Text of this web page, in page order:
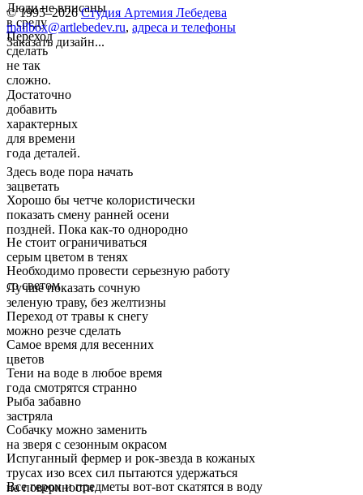
Люди не вписаны
в среду
Переход
сделать
не так
сложно.
Достаточно
добавить
характерных
для времени
года деталей.
Здесь воде пора начать
зацветать
Хорошо бы четче колористически
показать смену ранней осени
поздней. Пока как-то однородно
Не стоит ограничиваться
серым цветом в тенях
Необходимо провести серьезную работу
со светом
Лучше показать сочную
зеленую траву, без желтизны
Переход от травы к снегу
можно резче сделать
Самое время для весенних
цветов
Тени на воде в любое время
года смотрятся странно
Рыба забавно
застряла
Собачку можно заменить
на зверя с сезонным окрасом
Испуганный фермер и рок-звезда в кожаных
трусах изо всех сил пытаются удержаться
на поверхности
Все герои и предметы вот-вот скатятся в воду
© 1995–2026 Студия Артемия Лебедева
mailbox@artlebedev.ru, адреса и телефоны
Заказать дизайн...